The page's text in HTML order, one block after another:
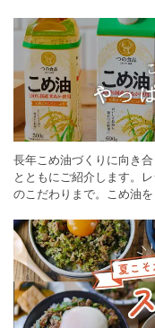
長年こめ油づくりに向き
とともにご紹介します。
のこだわりまで。こめ油